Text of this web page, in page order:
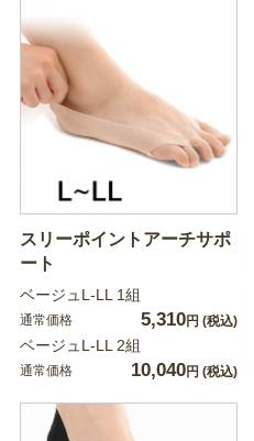
スリーポイントアーチサポ
ート
ベージュL-LL 1組
通常価格 5,310円 (税込)
ベージュL-LL 2組
通常価格 10,040円 (税込)